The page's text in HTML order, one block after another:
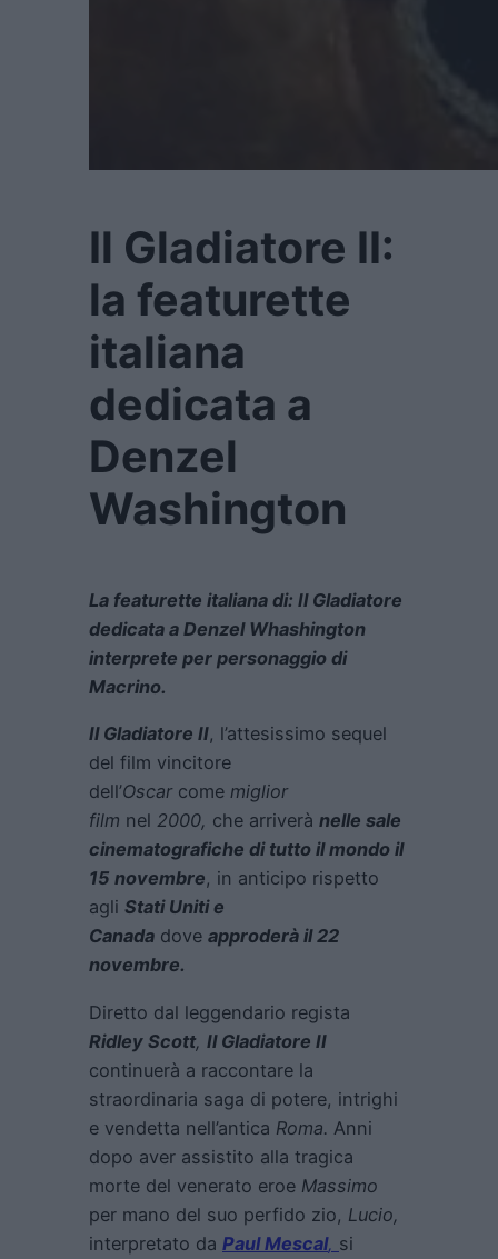
Il Gladiatore II:
la featurette
italiana
dedicata a
Denzel
Washington
La featurette italiana di: Il Gladiatore
dedicata a Denzel Whashington
interprete per personaggio di
Macrino.
Il Gladiatore II, l’attesissimo sequel
del film vincitore
dell’Oscarcome miglior
film nel 2000, che arriverà nelle sale
cinematografiche di tutto il mondo il
15 novembre, in anticipo rispetto
agli Stati Uniti e
Canada dove approderà il 22
novembre.
Diretto dal leggendario regista
Ridley Scott, Il Gladiatore II
continuerà a raccontare la
straordinaria saga di potere, intrighi
e vendetta nell’antica Roma. Anni
dopo aver assistito alla tragica
morte del venerato eroe Massimo
per mano del suo perfido zio, Lucio,
interpretato da Paul Mescal, si